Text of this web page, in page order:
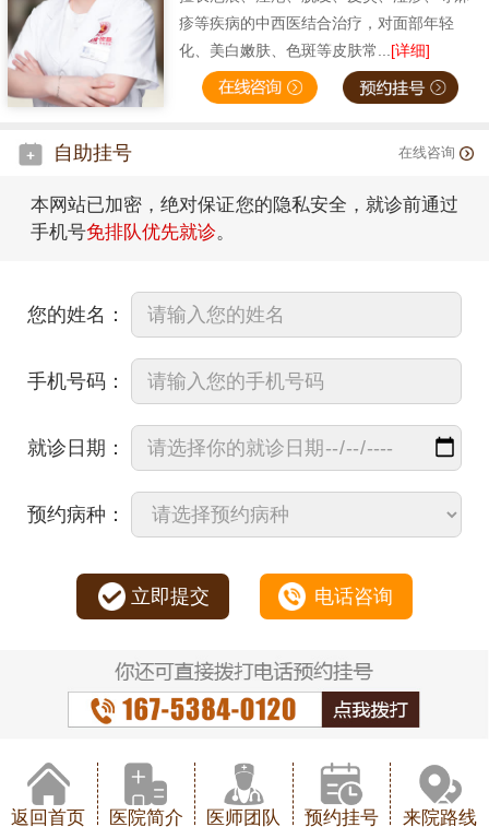
疹等疾病的中西医结合治疗，对面部年轻
化、美白嫩肤、色斑等皮肤常...[详细]
自助挂号 在线咨询
本网站已加密，绝对保证您的隐私安全，就诊前通过
手机号免排队优先就诊。
您的姓名：
手机号码：
就诊日期：
预约病种：
立即提交 电话咨询
返回首页 医院简介 医师团队 预约挂号 来院路线